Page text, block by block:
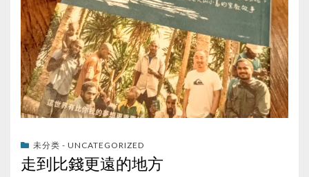
未分类 - UNCATEGORIZED
走到比錢更遠的地方